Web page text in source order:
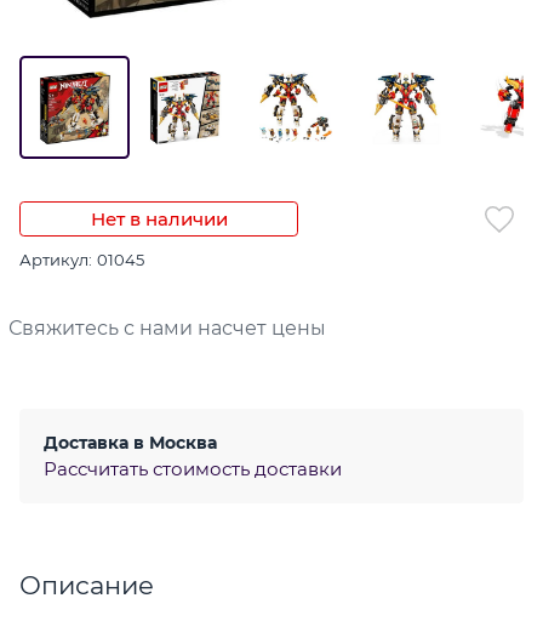
Нет в наличии
Артикул: 01045
Свяжитесь с нами насчет цены
Доставка в Москва
Рассчитать стоимость доставки
Описание